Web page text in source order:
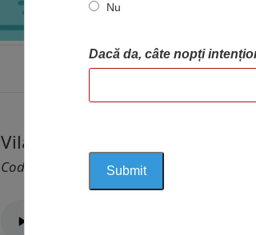
ACASA HARTA
Vila Regală, Mamaia
Cod 1178
Nu
Dacă da, câte nopți